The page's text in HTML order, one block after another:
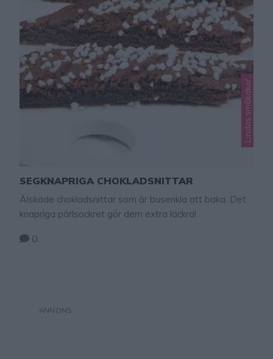
Lindas småkakor
SEGKNAPRIGA CHOKLADSNITTAR
Älskade chokladsnittar som är busenkla att baka. Det
knapriga pärlsockret gör dem extra läckra!
0